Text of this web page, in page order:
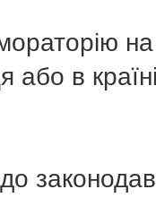
на
або в